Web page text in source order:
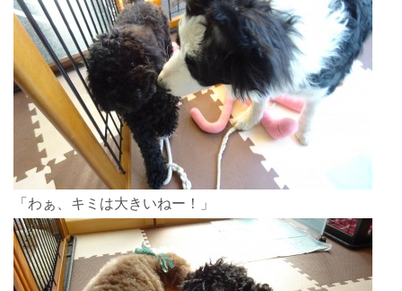
「わぁ、キミは大きいねー！」